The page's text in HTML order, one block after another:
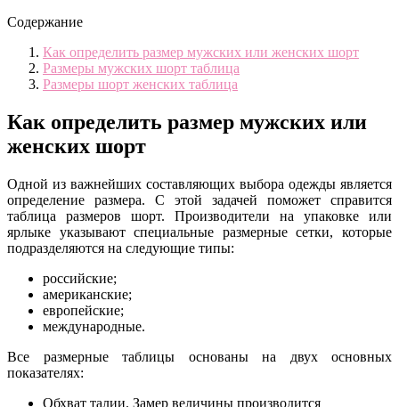
Содержание
Как определить размер мужских или женских шорт
Размеры мужских шорт таблица
Размеры шорт женских таблица
Как определить размер мужских или
женских шорт
Одной из важнейших составляющих выбора одежды является
определение размера. С этой задачей поможет справится
таблица размеров шорт. Производители на упаковке или
ярлыке указывают специальные размерные сетки, которые
подразделяются на следующие типы:
российские;
американские;
европейские;
международные.
Все размерные таблицы основаны на двух основных
показателях:
Обхват талии. Замер величины производится